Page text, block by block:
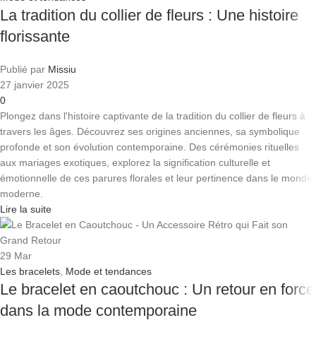
La tradition du collier de fleurs : Une histoire
florissante
Publié par Missiu
27 janvier 2025
0
Plongez dans l'histoire captivante de la tradition du collier de fleurs à
travers les âges. Découvrez ses origines anciennes, sa symbolique
profonde et son évolution contemporaine. Des cérémonies rituelles
aux mariages exotiques, explorez la signification culturelle et
émotionnelle de ces parures florales et leur pertinence dans le monde
moderne.
Lire la suite
29 Mar
Les bracelets Mode et tendances
Le bracelet en caoutchouc : Un retour en force
dans la mode contemporaine